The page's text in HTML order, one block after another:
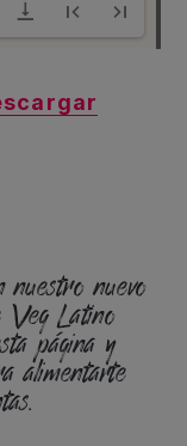
nuestro nuevo
Veg Latino
página y
alimentarte